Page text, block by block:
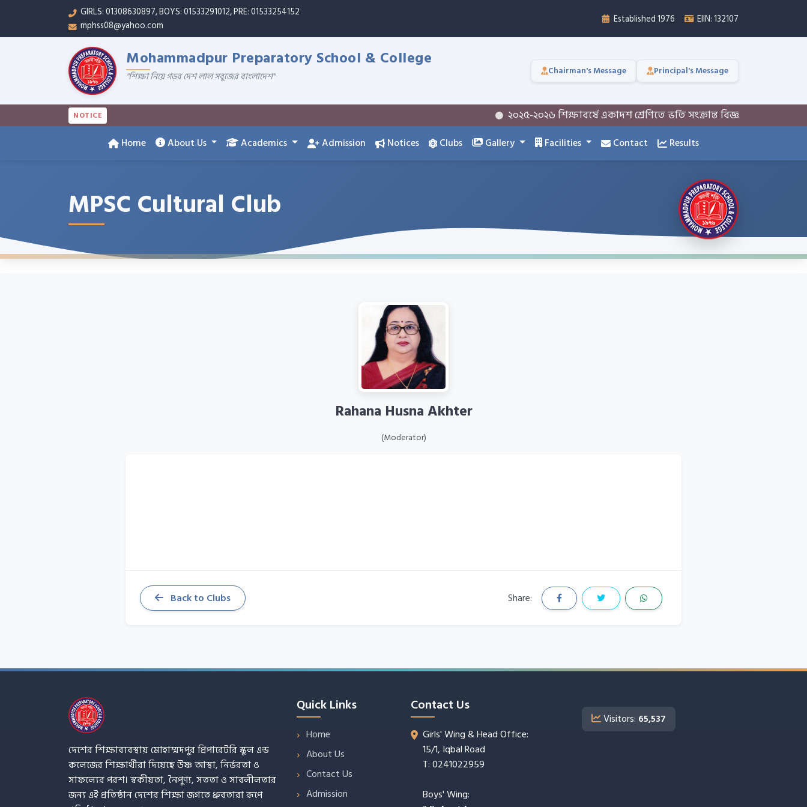
GIRLS: 01308630897, BOYS: 01533291012, PRE: 01533254152
mphss08@yahoo.com
Established 1976 EIIN: 132107
Mohammadpur Preparatory School & College
"শিক্ষা নিয়ে গড়ব দেশ লাল সবুজের বাংলাদেশ" Chairman's Message Principal's Message
NOTICE ২০২৫-২০২৬ শিক্ষাবর্ষে একাদশ শ্রেণিতে ভর্তি সংক্রান্ত বিজ্ঞপ্তি
Home About Us Academics Admission Notices Clubs Gallery Facilities Contact Results
MPSC Cultural Club
Rahana Husna Akhter
(Moderator)
Back to Clubs Share:
দেশের শিক্ষাব্যবস্থায় মোহাম্মদপুর প্রিপারেটরি স্কুল এন্ড
কলেজের শিক্ষার্থীরা দিয়েছে উষ্ণ আস্থা, নির্ভরতা ও
সাফল্যের পরশ। স্বকীয়তা, নৈপুণ্য, সততা ও সাবলীলতার
জন্য এই প্রতিষ্ঠান দেশের শিক্ষা জগতে ধ্রুবতারা রূপে
Quick Links
Home
About Us
Contact Us
Admission
Contact Us
Girls' Wing & Head Office:
15/1, Iqbal Road
T: 0241022959
Boys' Wing:
Visitors: 65,537